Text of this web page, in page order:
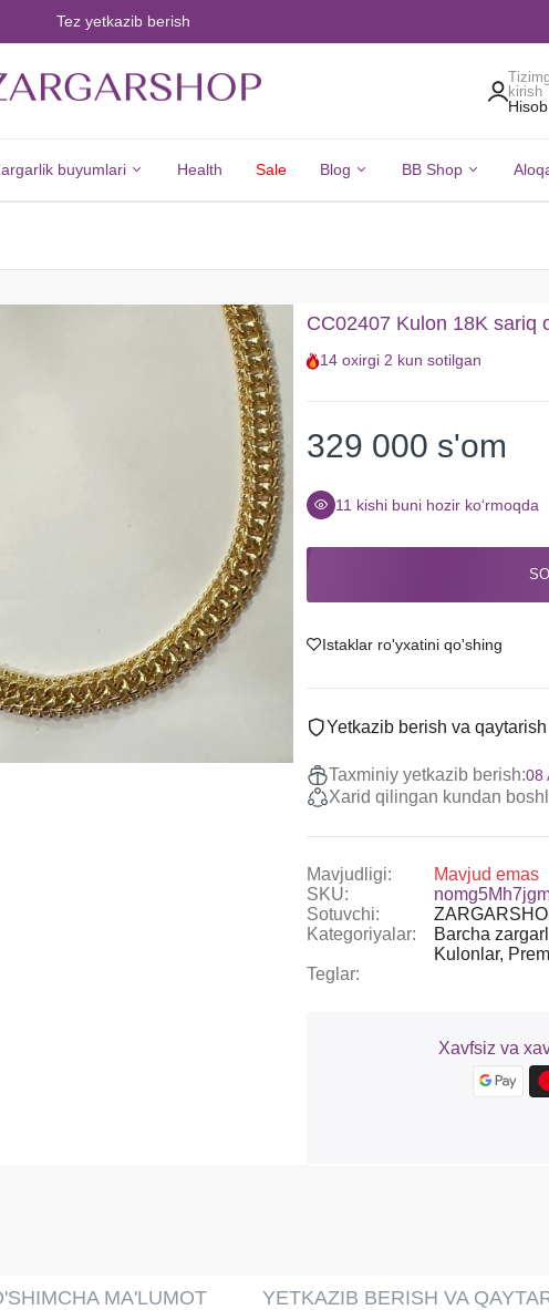
Tez yetkazib berish
kirish
Hisob
buyumlari
Barcha
To'plamlar
Sotish
Health Sale Blog BB Shop
CC02407 Kulon 18K sariq
14 oxirgi 2 kun sotilgan
329 000 s'om
11 kishi buni hozir koʻrmoqda
Istaklar ro'yxatini qo'shing
Yetkazib berish va qaytarish
Taxminiy yetkazib berish:08
Xarid qilingan kundan
Mavjudligi:
Mavjud emas
SKU:
Sotuvchi:
Kategoriyalar:
Barcha
Kulonlar,
Teglar:
Xavfsiz va
MA'LUMOT YETKAZIB BERISH VA